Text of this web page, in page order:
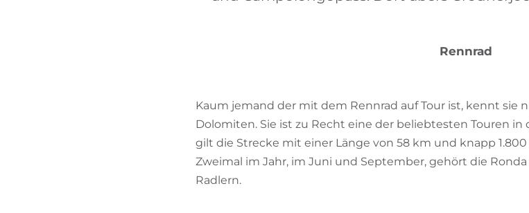
Rennrad
Kaum jemand der mit dem Rennrad auf Tour ist, kennt sie
Dolomiten. Sie ist zu Recht eine der beliebtesten Touren
gilt die Strecke mit einer Länge von 58 km und knapp
Zweimal im Jahr, im Juni und September, gehört die
Radlern.